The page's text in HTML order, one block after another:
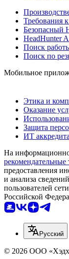
Требования
Безопасный
HeadHunter
Поиск
Поиск по
Мобильное
Этика и
Оказание
Защита
ИТ
На
рекомендательные
предоставления
и анализа
пользователей
Российской
Русский
© 2026 ООО